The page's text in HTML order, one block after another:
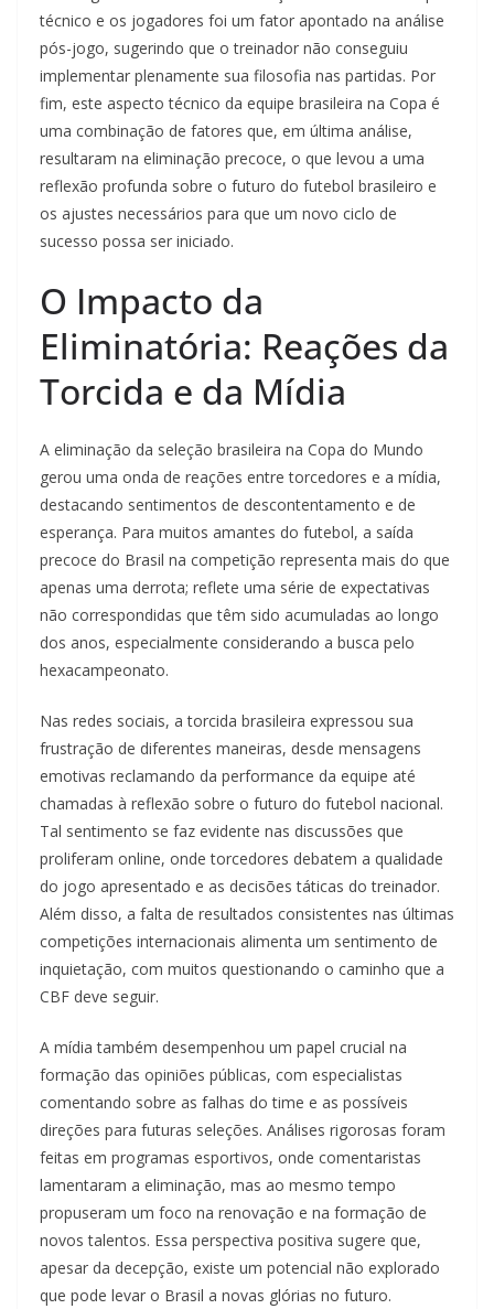
técnico e os jogadores foi um fator apontado na análise
pós-jogo, sugerindo que o treinador não conseguiu
implementar plenamente sua filosofia nas partidas. Por
fim, este aspecto técnico da equipe brasileira na Copa é
uma combinação de fatores que, em última análise,
resultaram na eliminação precoce, o que levou a uma
reflexão profunda sobre o futuro do futebol brasileiro e
os ajustes necessários para que um novo ciclo de
sucesso possa ser iniciado.
O Impacto da
Eliminatória: Reações da
Torcida e da Mídia
A eliminação da seleção brasileira na Copa do Mundo
gerou uma onda de reações entre torcedores e a mídia,
destacando sentimentos de descontentamento e de
esperança. Para muitos amantes do futebol, a saída
precoce do Brasil na competição representa mais do que
apenas uma derrota; reflete uma série de expectativas
não correspondidas que têm sido acumuladas ao longo
dos anos, especialmente considerando a busca pelo
hexacampeonato.
Nas redes sociais, a torcida brasileira expressou sua
frustração de diferentes maneiras, desde mensagens
emotivas reclamando da performance da equipe até
chamadas à reflexão sobre o futuro do futebol nacional.
Tal sentimento se faz evidente nas discussões que
proliferam online, onde torcedores debatem a qualidade
do jogo apresentado e as decisões táticas do treinador.
Além disso, a falta de resultados consistentes nas últimas
competições internacionais alimenta um sentimento de
inquietação, com muitos questionando o caminho que a
CBF deve seguir.
A mídia também desempenhou um papel crucial na
formação das opiniões públicas, com especialistas
comentando sobre as falhas do time e as possíveis
direções para futuras seleções. Análises rigorosas foram
feitas em programas esportivos, onde comentaristas
lamentaram a eliminação, mas ao mesmo tempo
propuseram um foco na renovação e na formação de
novos talentos. Essa perspectiva positiva sugere que,
apesar da decepção, existe um potencial não explorado
que pode levar o Brasil a novas glórias no futuro.